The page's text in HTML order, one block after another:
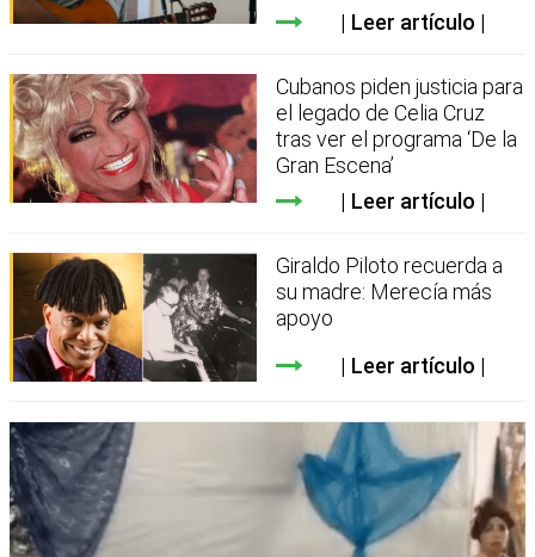
Leer artículo
Cubanos piden justicia para
el legado de Celia Cruz
tras ver el programa ‘De la
Gran Escena’
Leer artículo
Giraldo Piloto recuerda a
su madre: Merecía más
apoyo
Leer artículo